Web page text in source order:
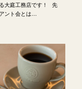
大庭工務店です！ 先
ント会とは…